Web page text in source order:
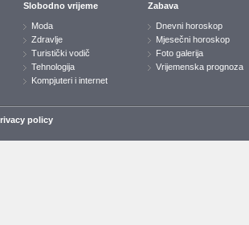
Slobodno vrijeme
Moda
Zdravlje
Turistički vodič
Tehnologija
Kompjuteri i internet
Zabava
Dnevni horoskop
Mjesečni horoskop
Foto galerija
Vrijemenska prognoza
policy